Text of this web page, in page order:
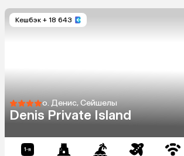
Кешбэк + 18 643
о. Денис, Сейшелы
Denis Private Island